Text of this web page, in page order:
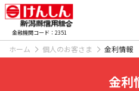
金融機関コード：2351
ホーム 個人のお客さま 金利情報
金利